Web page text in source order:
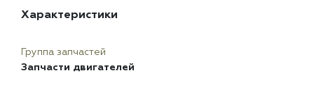
Характеристики
Группа запчастей
Запчасти двигателей